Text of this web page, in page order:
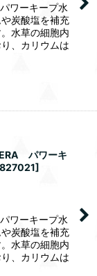
ワーキープ水
炭酸塩を補充
水草の細胞内
、カリウムは
パワーキ
]
ワーキープ水
炭酸塩を補充
水草の細胞内
、カリウムは